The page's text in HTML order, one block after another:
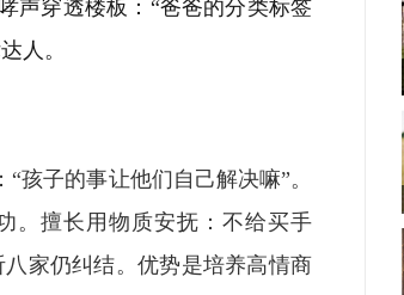
声穿透楼板：“爸爸的分类标签
人 。
孩子的事让他们自己解决嘛”。
。擅长用物质安抚：不给买手
家仍纠结。优势是培养高情商